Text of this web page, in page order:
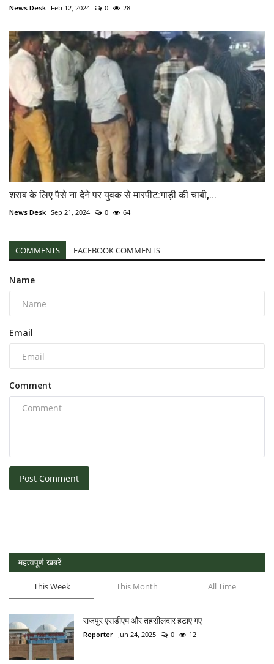
News Desk Feb 12, 2024 0 28
शराब के लिए पैसे ना देने पर युवक से मारपीट:गाड़ी की चाबी,...
News Desk Sep 21, 2024 0 64
COMMENTS FACEBOOK COMMENTS
Name
Email
Comment
Post Comment
महत्वपूर्ण खबरें
This Week This Month All Time
राजपुर एसडीएम और तहसीलदार हटाए गए
Reporter Jun 24, 2025 0 12